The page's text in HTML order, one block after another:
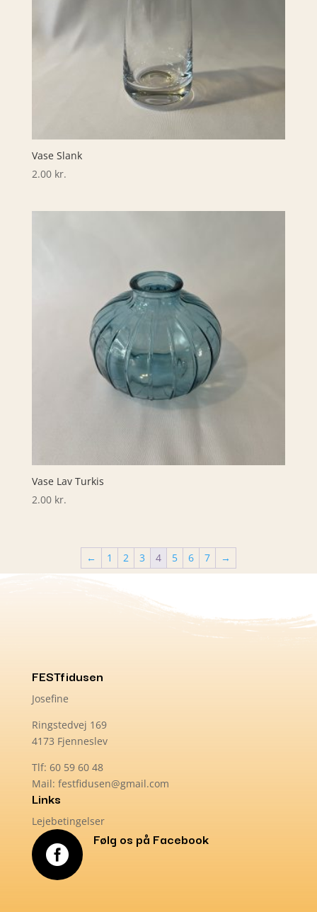
Vase Slank
2.00 kr.
Vase Lav Turkis
2.00 kr.
← 1 2 3 4 5 6 7 →
FESTfidusen
Josefine
Ringstedvej 169
4173 Fjenneslev
Tlf: 60 59 60 48
Mail: festfidusen@gmail.com
Links
Lejebetingelser

Følg os på Facebook